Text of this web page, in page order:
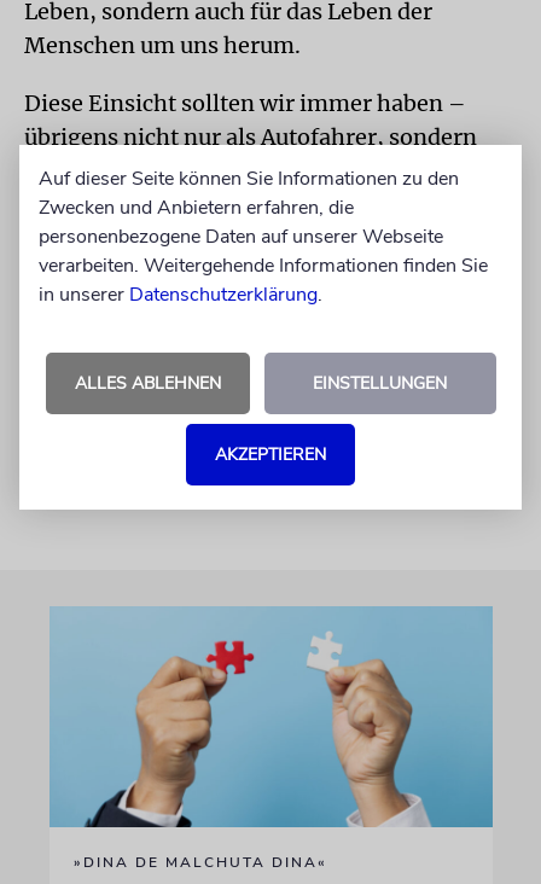
Leben, sondern auch für das Leben der
Menschen um uns herum.
Diese Einsicht sollten wir immer haben –
übrigens nicht nur als Autofahrer, sondern
auch als Fahrradfahrer im Straßenverkehr.
Doch weil viele Menschen nur dann
Verantwortung übernehmen, wenn man sie
daran hindert, verantwortungslos zu handeln,
bin ich für Tempo 130 auf der Autobahn.
Der Autor ist Rabbiner der Jüdischen
Gemeinde zu Berlin und Mitglied der
Allgemeinen Rabbinerkonferenz.
»DINA DE MALCHUTA DINA«
Auf dieser Seite können Sie Informationen zu den
Zwecken und Anbietern erfahren, die
personenbezogene Daten auf unserer Webseite
verarbeiten. Weitergehende Informationen finden Sie
in unserer Datenschutzerklärung.
ALLES ABLEHNEN EINSTELLUNGEN
AKZEPTIEREN